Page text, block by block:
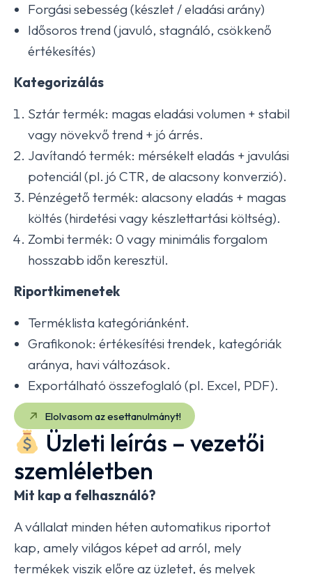
Forgási sebesség (készlet / eladási arány)
Idősoros trend (javuló, stagnáló, csökkenő
értékesítés)
Kategorizálás
Sztár termék: magas eladási volumen + stabil
vagy növekvő trend + jó árrés.
Javítandó termék: mérsékelt eladás + javulási
potenciál (pl. jó CTR, de alacsony konverzió).
Pénzégető termék: alacsony eladás + magas
költés (hirdetési vagy készlettartási költség).
Zombi termék: 0 vagy minimális forgalom
hosszabb időn keresztül.
Riportkimenetek
Terméklista kategóriánként.
Grafikonok: értékesítési trendek, kategóriák
aránya, havi változások.
Exportálható összefoglaló (pl. Excel, PDF).
Elolvasom az esettanulmányt!
Üzleti leírás – vezetői
szemléletben
Mit kap a felhasználó?
A vállalat minden héten automatikus riportot
kap, amely világos képet ad arról, mely
termékek viszik előre az üzletet, és melyek